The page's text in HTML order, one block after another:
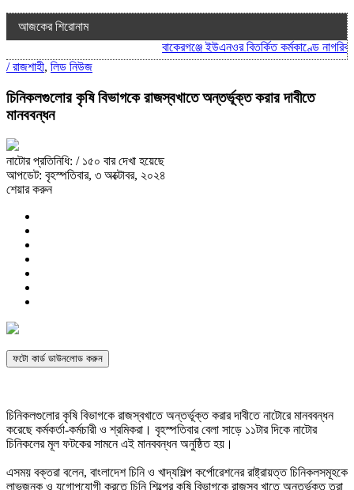
আজকের শিরোনাম
বাকেরগঞ্জে ইউএনওর বিতর্কিত কর্মকাণ্ডে নাগরিক
/রাজশাহী, লিড নিউজ
চিনিকলগুলোর কৃষি বিভাগকে রাজস্বখাতে অন্তর্ভূক্ত করার দাবীতে
মানববন্ধন
নাটোর প্রতিনিধি: / ১৫০ বার দেখা হয়েছে
আপডেট: বৃহস্পতিবার, ৩ অক্টোবর, ২০২৪
শেয়ার করুন
ফটো কার্ড ডাউনলোড করুন
চিনিকলগুলোর কৃষি বিভাগকে রাজস্বখাতে অন্তর্ভূক্ত করার দাবীতে নাটোরে মানববন্ধন
করেছে কর্মকর্তা-কর্মচারী ও শ্রমিকরা। বৃহস্পতিবার বেলা সাড়ে ১১টার দিকে নাটোর
চিনিকলের মূল ফটকের সামনে এই মানববন্ধন অনুষ্ঠিত হয়।
এসময় বক্তরা বলেন, বাংলাদেশ চিনি ও খাদ্যশিল্প কর্পোরেশনের রাষ্ট্রায়ত্ত চিনিকলসমূহকে
লাভজনক ও যুগোপযোগী করতে চিনি শিল্পের কৃষি বিভাগকে রাজস্ব খাতে অন্তর্ভূক্ত তরা